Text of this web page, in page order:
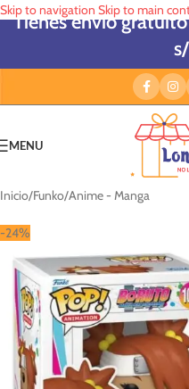
Skip to navigation Skip to main
Tienes envío
MENU
Inicio/Funko/Anime - Manga
-24%